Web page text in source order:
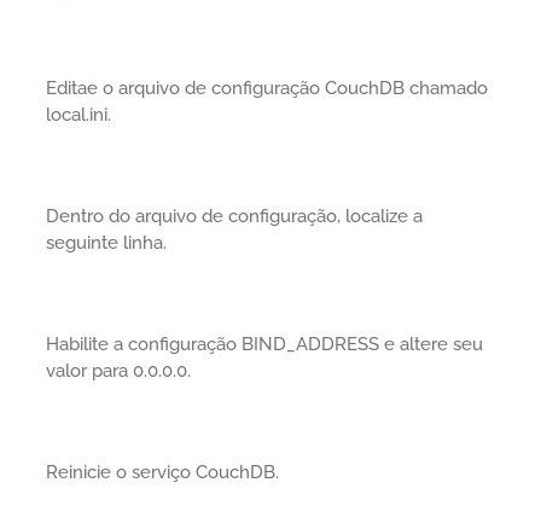
Editae o arquivo de configuração CouchDB chamado
local.ini.
Dentro do arquivo de configuração, localize a
seguinte linha.
Habilite a configuração BIND_ADDRESS e altere seu
valor para 0.0.0.0.
Reinicie o serviço CouchDB.